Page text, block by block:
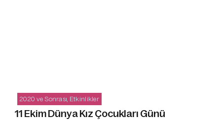
2020 ve Sonrası Etkinlikler
11 Ekim Dünya Kız Çocukları Günü